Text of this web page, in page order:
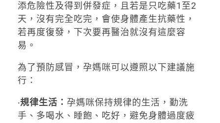
添危險性及得到併發症，且若是只吃藥1至2
天，沒有完全吃完，會使身體產生抗藥性，
若再度復發，下次要再醫治就沒有這麼容
易。
為了預防感冒，孕媽咪可以遵照以下建議施
行：
‧規律生活： 孕媽咪保持規律的生活，勤洗
手、多喝水、睡飽、吃好，避免身體過度疲